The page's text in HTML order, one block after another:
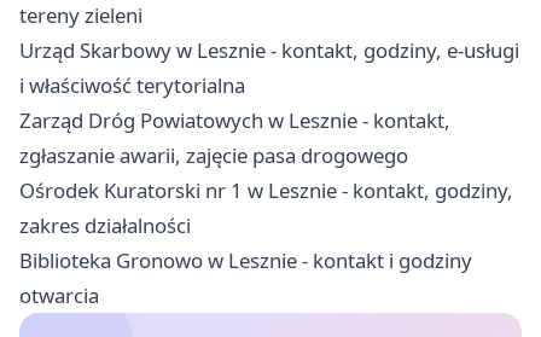
tereny zieleni
Urząd Skarbowy w Lesznie - kontakt, godziny, e-usługi
i właściwość terytorialna
Zarząd Dróg Powiatowych w Lesznie - kontakt,
zgłaszanie awarii, zajęcie pasa drogowego
Ośrodek Kuratorski nr 1 w Lesznie - kontakt, godziny,
zakres działalności
Biblioteka Gronowo w Lesznie - kontakt i godziny
otwarcia